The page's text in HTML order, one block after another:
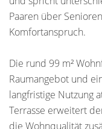
Paaren über
Komfortanspruch.
Die rund 99 m²
Raumangebot und
langfristige Nutzung
Terrasse erweitert
die Wohnqualität